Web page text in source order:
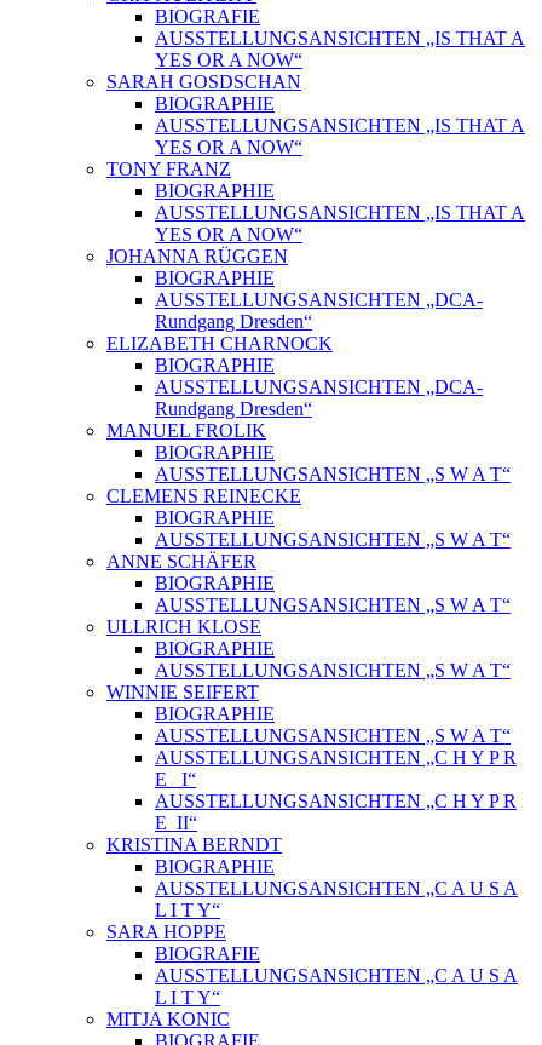
BIOGRAFIE
AUSSTELLUNGSANSICHTEN „IS THAT A
YES OR A NOW“
SARAH GOSDSCHAN
BIOGRAPHIE
AUSSTELLUNGSANSICHTEN „IS THAT A
YES OR A NOW“
TONY FRANZ
BIOGRAPHIE
AUSSTELLUNGSANSICHTEN „IS THAT A
YES OR A NOW“
JOHANNA RÜGGEN
BIOGRAPHIE
AUSSTELLUNGSANSICHTEN „DCA-
Rundgang Dresden“
ELIZABETH CHARNOCK
BIOGRAPHIE
AUSSTELLUNGSANSICHTEN „DCA-
Rundgang Dresden“
MANUEL FROLIK
BIOGRAPHIE
AUSSTELLUNGSANSICHTEN „S W A T“
CLEMENS REINECKE
BIOGRAPHIE
AUSSTELLUNGSANSICHTEN „S W A T“
ANNE SCHÄFER
BIOGRAPHIE
AUSSTELLUNGSANSICHTEN „S W A T“
ULLRICH KLOSE
BIOGRAPHIE
AUSSTELLUNGSANSICHTEN „S W A T“
WINNIE SEIFERT
BIOGRAPHIE
AUSSTELLUNGSANSICHTEN „S W A T“
AUSSTELLUNGSANSICHTEN „C H Y P R
E_ I“
AUSSTELLUNGSANSICHTEN „C H Y P R
E_II“
KRISTINA BERNDT
BIOGRAPHIE
AUSSTELLUNGSANSICHTEN „C A U S A
L I T Y“
SARA HOPPE
BIOGRAFIE
AUSSTELLUNGSANSICHTEN „C A U S A
L I T Y“
MITJA KONIC
BIOGRAFIE